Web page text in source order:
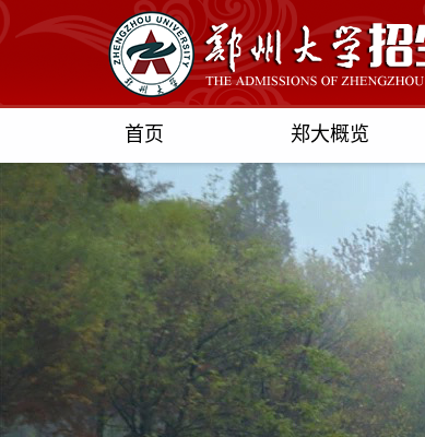
首页 郑大概览